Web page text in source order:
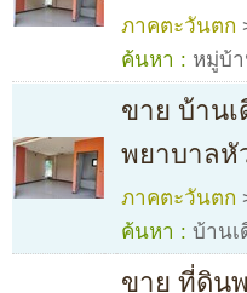
ภาคตะวันตก
ค้นหา : หมู่บ้
ขาย บ้าน
พยาบาลหั
ภาคตะวันตก
ค้นหา : บ้านเ
ขาย ที่ดิน